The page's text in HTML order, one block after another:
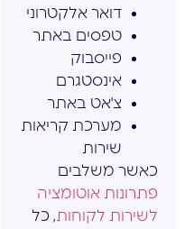
דואר אלקטרוני
טפסים באתר
פייסבוק
אינסטגרם
צ'אט באתר
מערכת קריאות
שירות
כאשר משלבים
פתרונות אוטומציה
לשירות לקוחות , כל